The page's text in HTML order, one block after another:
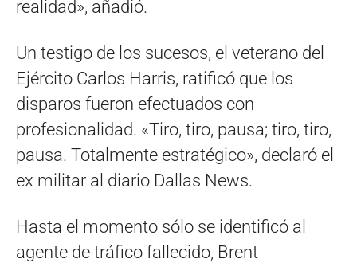
realidad», añadió.
Un testigo de los sucesos, el veterano del
Ejército Carlos Harris, ratificó que los
disparos fueron efectuados con
profesionalidad. «Tiro, tiro, pausa; tiro, tiro,
pausa. Totalmente estratégico», declaró el
ex militar al diario Dallas News.
Hasta el momento sólo se identificó al
agente de tráfico fallecido, Brent